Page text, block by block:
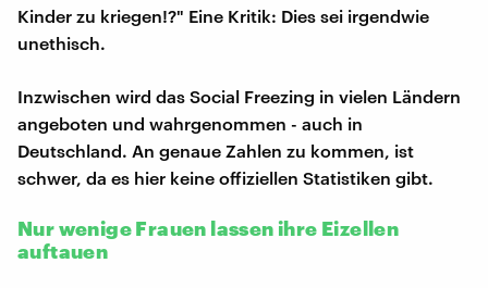
Kinder zu kriegen!?" Eine Kritik: Dies sei irgendwie
unethisch.
Inzwischen wird das Social Freezing in vielen Ländern
angeboten und wahrgenommen - auch in
Deutschland. An genaue Zahlen zu kommen, ist
schwer, da es hier keine offiziellen Statistiken gibt.
Nur wenige Frauen lassen ihre Eizellen
auftauen